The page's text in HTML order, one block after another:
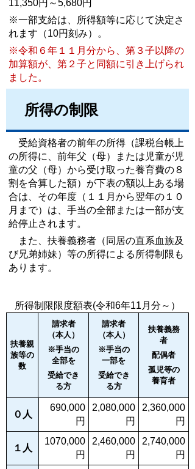
11,350円～5,680円
※一部支給は、所得額等に応じて決定さ
れます（10円刻み）。
※令和６年１１月分から、第３子以降の
加算額が、第２子と同額に引き上げられ
ました。
所得の制限
受給資格者の前年の所得（課税台帳上
の所得に、前年父（母）または児童が児
童の父（母）から受け取った養育費の８
割を合算した額）が下表の額以上ある場
合は、その年度（１１月から翌年の１０
月まで）は、手当の全部または一部が支
給停止されます。
また、扶養義務者（同居の直系血族及
び兄弟姉妹）等の所得による所得制限も
あります。
扶養親
族等の
数
請求者
（本人）
※手当の
全部を
受給でき
る方
請求者
（本人）
※手当の
一部を
受給でき
る方
扶養義務
者
配偶者
孤児等の
養育者
所得制限限度額表(令和6年11月分～）
０人
690,000
円
2,080,000
円
2,360,000
円
１人
1070,000
円
2,460,000
円
2,740,000
円